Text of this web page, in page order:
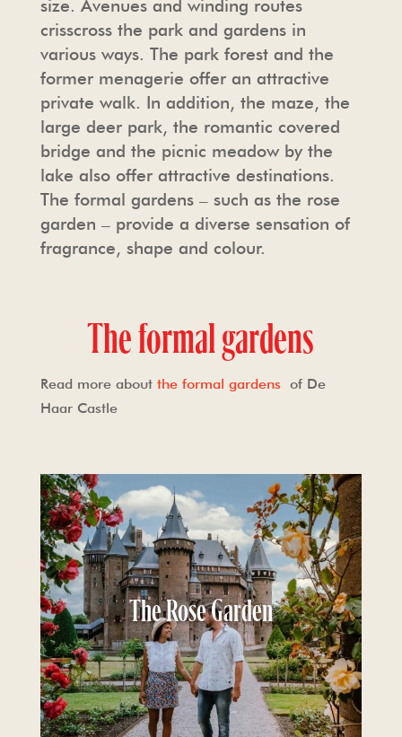
TOUROPERATORS
VEELGESTELDE VRAGEN
FOTO- EN FILMOPNAMES
DE KAPEL
HAARZUILENS
DE KASTEELWINKEL
HORECA
PERS
FOTO- EN FILMOPNAMES
HUISREGELS & VOORWAARDEN
size. Avenues and winding routes
crisscross the park and gardens in
various ways. The park forest and the
former menagerie offer an attractive
private walk. In addition, the maze, the
large deer park, the romantic covered
bridge and the picnic meadow by the
lake also offer attractive destinations.
The formal gardens – such as the rose
garden – provide a diverse sensation of
fragrance, shape and colour.
The formal gardens
Read more about the formal gardensof De
Haar Castle
The Rose Garden